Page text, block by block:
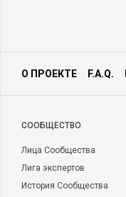
О ПРОЕКТЕ F.A.Q.
CООБЩЕСТВО
Лица Сообщества
Лига экспертов
История Сообщества